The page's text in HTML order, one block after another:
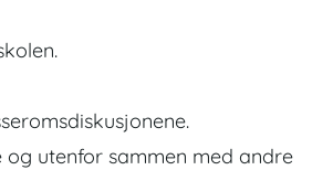
utenfor sammen med andre